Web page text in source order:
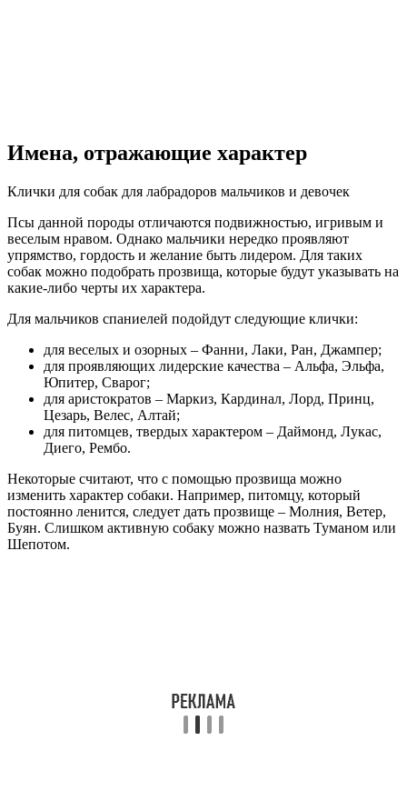
Имена, отражающие характер
Клички для собак для лабрадоров мальчиков и девочек
Псы данной породы отличаются подвижностью, игривым и
веселым нравом. Однако мальчики нередко проявляют
упрямство, гордость и желание быть лидером. Для таких
собак можно подобрать прозвища, которые будут указывать на
какие-либо черты их характера.
Для мальчиков спаниелей подойдут следующие клички:
для веселых и озорных – Фанни, Лаки, Ран, Джампер;
для проявляющих лидерские качества – Альфа, Эльфа,
Юпитер, Сварог;
для аристократов – Маркиз, Кардинал, Лорд, Принц,
Цезарь, Велес, Алтай;
для питомцев, твердых характером – Даймонд, Лукас,
Диего, Рембо.
Некоторые считают, что с помощью прозвища можно
изменить характер собаки. Например, питомцу, который
постоянно ленится, следует дать прозвище – Молния, Ветер,
Буян. Слишком активную собаку можно назвать Туманом или
Шепотом.